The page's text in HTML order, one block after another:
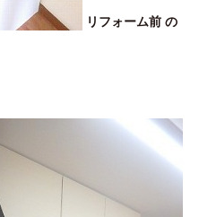
リフォーム前 の